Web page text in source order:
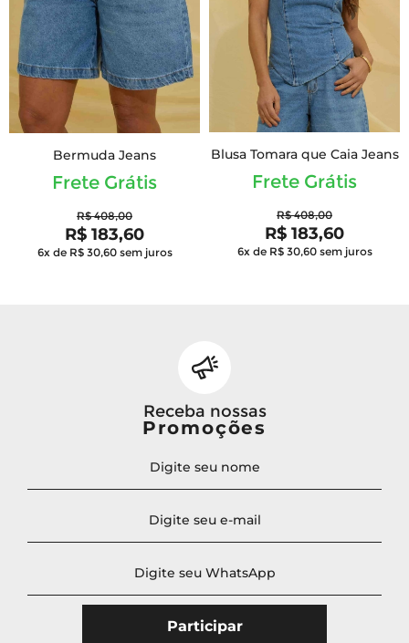
Bermuda Jeans
Frete Grátis
R$ 408,00
R$ 183,60
6x de R$ 30,60 sem juros
Blusa Tomara que Caia Jeans
Frete Grátis
R$ 408,00
R$ 183,60
6x de R$ 30,60 sem juros
Receba nossas
Promoções